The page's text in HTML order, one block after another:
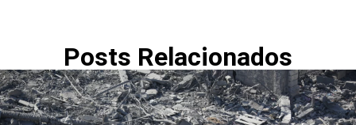
Posts Relacionados